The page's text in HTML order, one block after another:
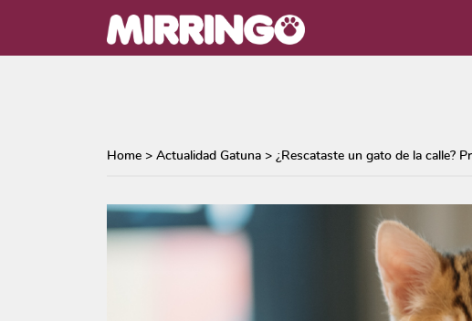
Home > Actualidad Gatuna > ¿Rescataste un gato de la calle?